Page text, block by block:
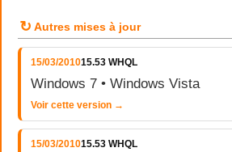
↻ Autres mises à jour
15/03/201015.53 WHQL
Windows 7 • Windows Vista
Voir cette version →
15/03/201015.53 WHQL